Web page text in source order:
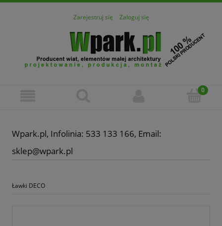
Zarejestruj się Zaloguj się
Wpark.pl, Infolinia: 533 133 166, Email:
sklep@wpark.pl
Ławki DECO